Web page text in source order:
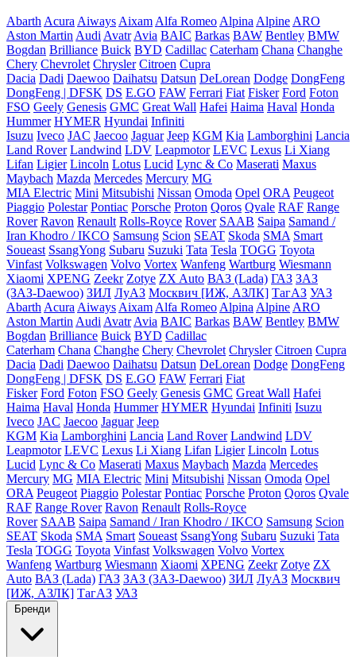
Abarth Acura Aiways Aixam Alfa Romeo Alpina Alpine ARO
Aston Martin Audi Avatr Avia BAIC Barkas BAW Bentley BMW
Bogdan Brilliance Buick BYD Cadillac Caterham Chana Changhe
Chery Chevrolet Chrysler Citroen Cupra
Dacia Dadi Daewoo Daihatsu Datsun DeLorean Dodge DongFeng
DongFeng | DFSK DS E.GO FAW Ferrari Fiat Fisker Ford Foton
FSO Geely Genesis GMC Great Wall Hafei Haima Haval Honda
Hummer HYMER Hyundai Infiniti
Isuzu Iveco JAC Jaecoo Jaguar Jeep KGM Kia Lamborghini Lancia
Land Rover Landwind LDV Leapmotor LEVC Lexus Li Xiang
Lifan Ligier Lincoln Lotus Lucid Lync & Co Maserati Maxus
Maybach Mazda Mercedes Mercury MG
MIA Electric Mini Mitsubishi Nissan Omoda Opel ORA Peugeot
Piaggio Polestar Pontiac Porsche Proton Qoros Qvale RAF Range
Rover Ravon Renault Rolls-Royce Rover SAAB Saipa Samand /
Iran Khodro / IKCO Samsung Scion SEAT Skoda SMA Smart
Soueast SsangYong Subaru Suzuki Tata Tesla TOGG Toyota
Vinfast Volkswagen Volvo Vortex Wanfeng Wartburg Wiesmann
Xiaomi XPENG Zeekr Zotye ZX Auto ВАЗ (Lada) ГАЗ ЗАЗ
(ЗАЗ-Daewoo) ЗИЛ ЛуАЗ Москвич [ИЖ, АЗЛК] ТагАЗ УАЗ
Abarth Acura Aiways Aixam Alfa Romeo Alpina Alpine ARO
Aston Martin Audi Avatr Avia BAIC Barkas BAW Bentley BMW
Bogdan Brilliance Buick BYD Cadillac
Caterham Chana Changhe Chery Chevrolet Chrysler Citroen Cupra
Dacia Dadi Daewoo Daihatsu Datsun DeLorean Dodge DongFeng
DongFeng | DFSK DS E.GO FAW Ferrari Fiat
Fisker Ford Foton FSO Geely Genesis GMC Great Wall Hafei
Haima Haval Honda Hummer HYMER Hyundai Infiniti Isuzu
Iveco JAC Jaecoo Jaguar Jeep
KGM Kia Lamborghini Lancia Land Rover Landwind LDV
Leapmotor LEVC Lexus Li Xiang Lifan Ligier Lincoln Lotus
Lucid Lync & Co Maserati Maxus Maybach Mazda Mercedes
Mercury MG MIA Electric Mini Mitsubishi Nissan Omoda Opel
ORA Peugeot Piaggio Polestar Pontiac Porsche Proton Qoros Qvale
RAF Range Rover Ravon Renault Rolls-Royce
Rover SAAB Saipa Samand / Iran Khodro / IKCO Samsung Scion
SEAT Skoda SMA Smart Soueast SsangYong Subaru Suzuki Tata
Tesla TOGG Toyota Vinfast Volkswagen Volvo Vortex
Wanfeng Wartburg Wiesmann Xiaomi XPENG Zeekr Zotye ZX
Auto ВАЗ (Lada) ГАЗ ЗАЗ (ЗАЗ-Daewoo) ЗИЛ ЛуАЗ Москвич
[ИЖ, АЗЛК] ТагАЗ УАЗ
Бренди